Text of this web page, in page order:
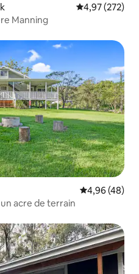
Évaluation
4,97 (272)
Manning
Évaluation
4,96 (48)
acre de terrain